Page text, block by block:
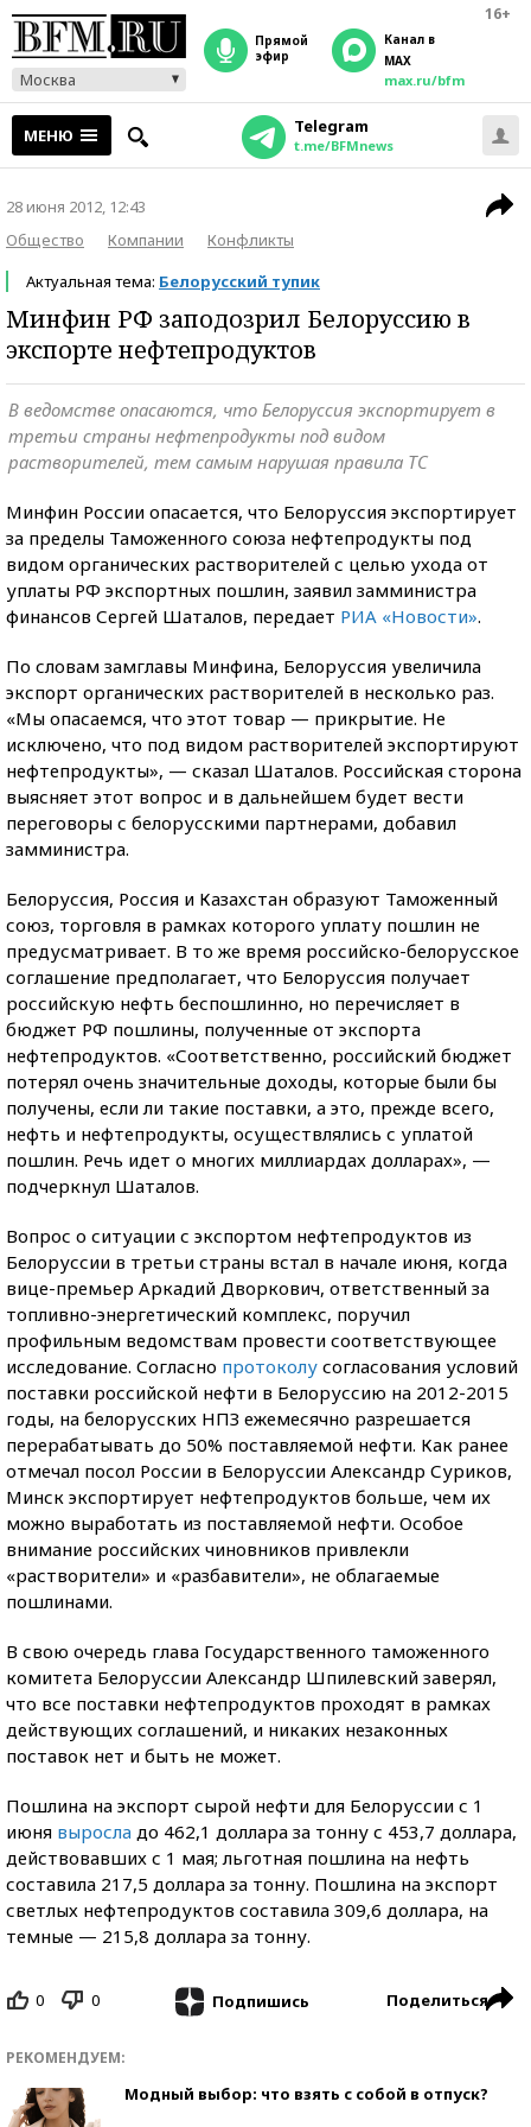
16+
Москва
прямой
эфир
Канал в
MAX
max.ru/bfm
МЕНЮ Telegram
t.me/BFMnews
28 июня 2012, 12:43
Общество
Компании
Конфликты
Актуальная тема: Белорусский тупик
Минфин РФ заподозрил Белоруссию в
экспорте нефтепродуктов
В ведомстве опасаются, что Белоруссия экспортирует в
третьи страны нефтепродукты под видом
растворителей, тем самым нарушая правила ТС
Минфин России опасается, что Белоруссия экспортирует
за пределы Таможенного союза нефтепродукты под
видом органических растворителей с целью ухода от
уплаты РФ экспортных пошлин, заявил замминистра
финансов Сергей Шаталов, передает РИА «Новости».
По словам замглавы Минфина, Белоруссия увеличила
экспорт органических растворителей в несколько раз.
«Мы опасаемся, что этот товар — прикрытие. Не
исключено, что под видом растворителей экспортируют
нефтепродукты», — сказал Шаталов. Российская сторона
выясняет этот вопрос и в дальнейшем будет вести
переговоры с белорусскими партнерами, добавил
замминистра.
Белоруссия, Россия и Казахстан образуют Таможенный
союз, торговля в рамках которого уплату пошлин не
предусматривает. В то же время российско-белорусское
соглашение предполагает, что Белоруссия получает
российскую нефть беспошлинно, но перечисляет в
бюджет РФ пошлины, полученные от экспорта
нефтепродуктов. «Соответственно, российский бюджет
потерял очень значительные доходы, которые были бы
получены, если ли такие поставки, а это, прежде всего,
нефть и нефтепродукты, осуществлялись с уплатой
пошлин. Речь идет о многих миллиардах долларах», —
подчеркнул Шаталов.
Вопрос о ситуации с экспортом нефтепродуктов из
Белоруссии в третьи страны встал в начале июня, когда
вице-премьер Аркадий Дворкович, ответственный за
топливно-энергетический комплекс, поручил
профильным ведомствам провести соответствующее
исследование. Согласно протоколу согласования условий
поставки российской нефти в Белоруссию на 2012-2015
годы, на белорусских НПЗ ежемесячно разрешается
перерабатывать до 50% поставляемой нефти. Как ранее
отмечал посол России в Белоруссии Александр Суриков,
Минск экспортирует нефтепродуктов больше, чем их
можно выработать из поставляемой нефти. Особое
внимание российских чиновников привлекли
«растворители» и «разбавители», не облагаемые
пошлинами.
В свою очередь глава Государственного таможенного
комитета Белоруссии Александр Шпилевский заверял,
что все поставки нефтепродуктов проходят в рамках
действующих соглашений, и никаких незаконных
поставок нет и быть не может.
Пошлина на экспорт сырой нефти для Белоруссии с 1
июня выросла до 462,1 доллара за тонну с 453,7 доллара,
действовавших с 1 мая; льготная пошлина на нефть
составила 217,5 доллара за тонну. Пошлина на экспорт
светлых нефтепродуктов составила 309,6 доллара, на
темные — 215,8 доллара за тонну.
0 0 Подпишись Поделиться
РЕКОМЕНДУЕМ:
Модный выбор: что взять с собой в отпуск?